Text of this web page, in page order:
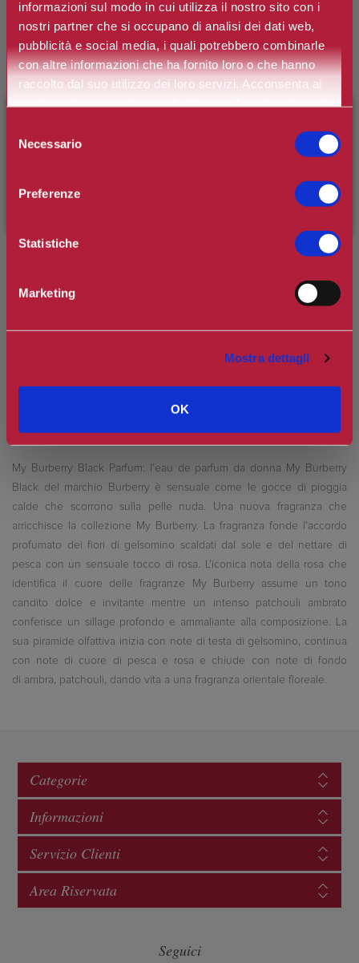
informazioni sul modo in cui utilizza il nostro sito con i
nostri partner che si occupano di analisi dei dati web,
pubblicità e social media, i quali potrebbero combinarle
con altre informazioni che ha fornito loro o che hanno
raccolto dal suo utilizzo dei loro servizi. Acconsenta ai
nostri cookie se continua ad utilizzare il nostro sito web.
delNecessario
Preferenze
Statistiche
Marketing
Mostra dettagli
OK
Art. n. 3614229828986
Disponibilità: esaurito
Spedizione in Italia gratuita se il carrello supera i 60€
My Burberry Black Parfum: l'eau de parfum da donna My Burberry
Black del marchio Burberry è sensuale come le gocce di pioggia
calde che scorrono sulla pelle nuda. Una nuova fragranza che
arricchisce la collezione My Burberry. La fragranza fonde l'accordo
profumato dei fiori di gelsomino scaldati dal sole e del nettare di
pesca con un sensuale tocco di rosa. L'iconica nota della rosa che
identifica il cuore delle fragranze My Burberry assume un tono
candito dolce e invitante mentre un intenso patchouli ambrato
conferisce un sillage profondo e ammaliante alla composizione. La
sua piramide olfattiva inizia con note di testa di gelsomino, continua
con note di cuore di pesca e rosa e chiude con note di fondo
di ambra, patchouli, dando vita a una fragranza orientale floreale.
Categorie
Informazioni
Servizio Clienti
Area Riservata
Seguici
e usufruisci dello
inserendo il codice